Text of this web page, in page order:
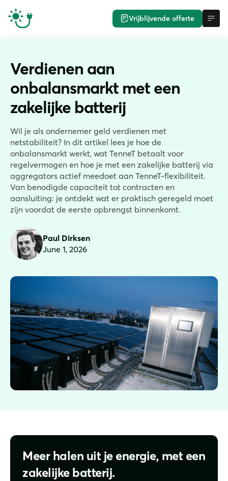
Vrijblijvende offerte
Verdienen aan
onbalansmarkt met een
zakelijke batterij
Wil je als ondernemer geld verdienen met
netstabiliteit? In dit artikel lees je hoe de
onbalansmarkt werkt, wat TenneT betaalt voor
regelvermogen en hoe je met een zakelijke batterij via
aggregators actief meedoet aan TenneT-flexibiliteit.
Van benodigde capaciteit tot contracten en
aansluiting: je ontdekt wat er praktisch geregeld moet
zijn voordat de eerste opbrengst binnenkomt.
Paul Dirksen
June 1, 2026
Meer halen uit je energie, met een
zakelijke batterij.